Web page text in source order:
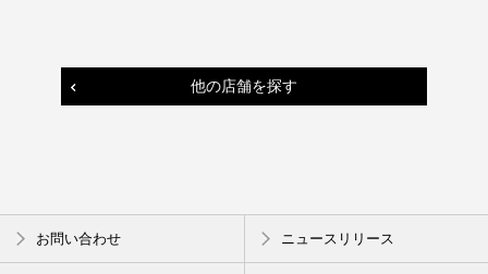
他の店舗を探す
お問い合わせ ニュースリリース